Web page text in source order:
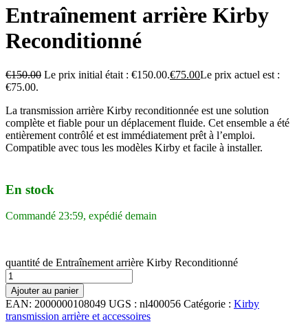
Entraînement arrière Kirby
Reconditionné
€150.00 Le prix initial était : €150.00.€75.00Le prix actuel est :
€75.00.
La transmission arrière Kirby reconditionnée est une solution
complète et fiable pour un déplacement fluide. Cet ensemble a été
entièrement contrôlé et est immédiatement prêt à l’emploi.
Compatible avec tous les modèles Kirby et facile à installer.
En stock
Commandé 23:59, expédié demain
quantité de Entraînement arrière Kirby Reconditionné
Ajouter au panier
EAN: 2000000108049 UGS : nl400056 Catégorie : Kirby
transmission arrière et accessoires